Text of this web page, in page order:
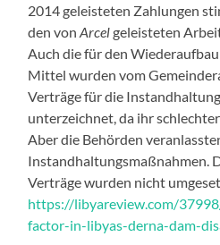
2014 geleisteten Zahlungen
den vonArcelgeleisteten
Auch die für den
Mittel wurden vom
Verträge für die
unterzeichnet, da ihr
Aber die Behörden
Instandhaltungsmaßnahmen.
Verträge wurden nicht
https://libyareview.com/
factor-in-libyas-derna-dam-